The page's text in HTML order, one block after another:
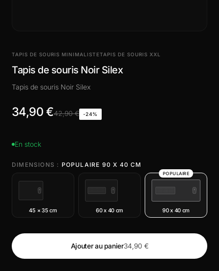
TAPIS DE SOURIS MINIMALISTETAPIS DE SOURIS XXL
Tapis de souris Noir Silex
Tapis de souris Noir Silex
34,90 €42,90 € -24%
En stock
DIMENSIONS : POPULAIRE 90 X 40 CM
45 × 35 cm 60 x 40 cm
POPULAIRE
90 x 40 cm
Ajouter au panier34,90 €